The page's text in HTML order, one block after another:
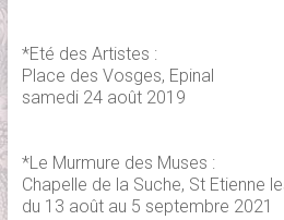
*Eté des Artistes :
Place des Vosges, Epinal
samedi 24 août 2019
*Le Murmure des Muses :
Chapelle de la Suche, St Etienne
du 13 août au 5 septembre 2021